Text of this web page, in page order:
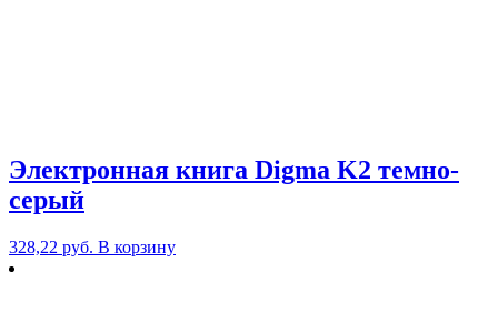
Электронная книга Digma K2 темно-
серый
328,22 руб. В корзину